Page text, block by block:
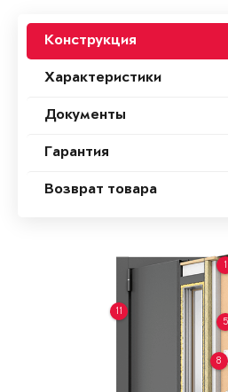
Конструкция
Характеристики
Документы
Гарантия
Возврат товара
1
5
8
11